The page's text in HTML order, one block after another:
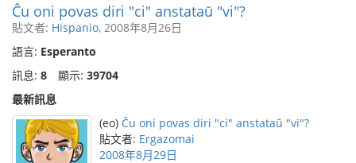
Ĉu oni povas diri "ci" anstataŭ "vi"?
貼文者: Hispanio, 2008年8月26日
語言: Esperanto
訊息: 8 顯示: 39704
最新訊息
(eo) Ĉu oni povas diri "ci" anstataŭ "vi"?
貼文者: Ergazomai
2008年8月29日